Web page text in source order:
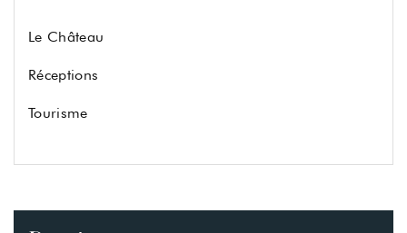
Le Château
Réceptions
Tourisme